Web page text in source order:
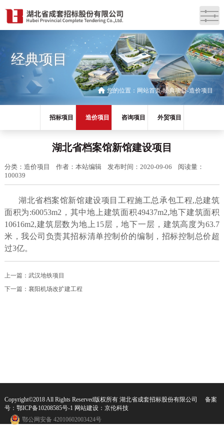
经典项目
您的位置： 网站首页 经典项目 造价项目
招标项目 造价项目 咨询项目 外贸项目
湖北省档案馆新馆建设项目
分类：造价项目 作者：本站编辑 发布时间：2020-09-06
阅读量：
100039
湖北省档案馆新馆建设项目工程施工总承包工程,总建筑
面积为:60053m2，其中地上建筑面积49437m2,地下建筑面积
10616m2,建筑层数为地上15层，地下一层，建筑高度为63.7
米，我公司负责其招标清单控制价的编制，招标控制总价超
过3亿。
上一篇： 武汉地铁项目
下一篇： 襄阳机场改扩建工程
Copyright©2018 All Rights Reserved版权所有 湖北省成套招标股份有限公司 备案
号： 鄂ICP备10208585号-1 网站建设： 京伦科技
鄂公网安备 42010602003424号